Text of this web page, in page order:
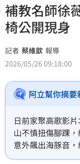
補教名師徐
椅公開現身
記者 蔡維歆 報導
2026/05/26 09:18:00
阿立幫你摘要
日前家聚高歌影
山不慎扭傷腳踝
意外飆出海豚音
這時打無痛來得